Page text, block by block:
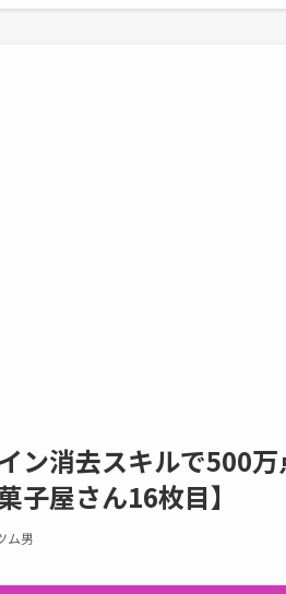
ン消去スキルで500
子屋さん16枚目】
ム男